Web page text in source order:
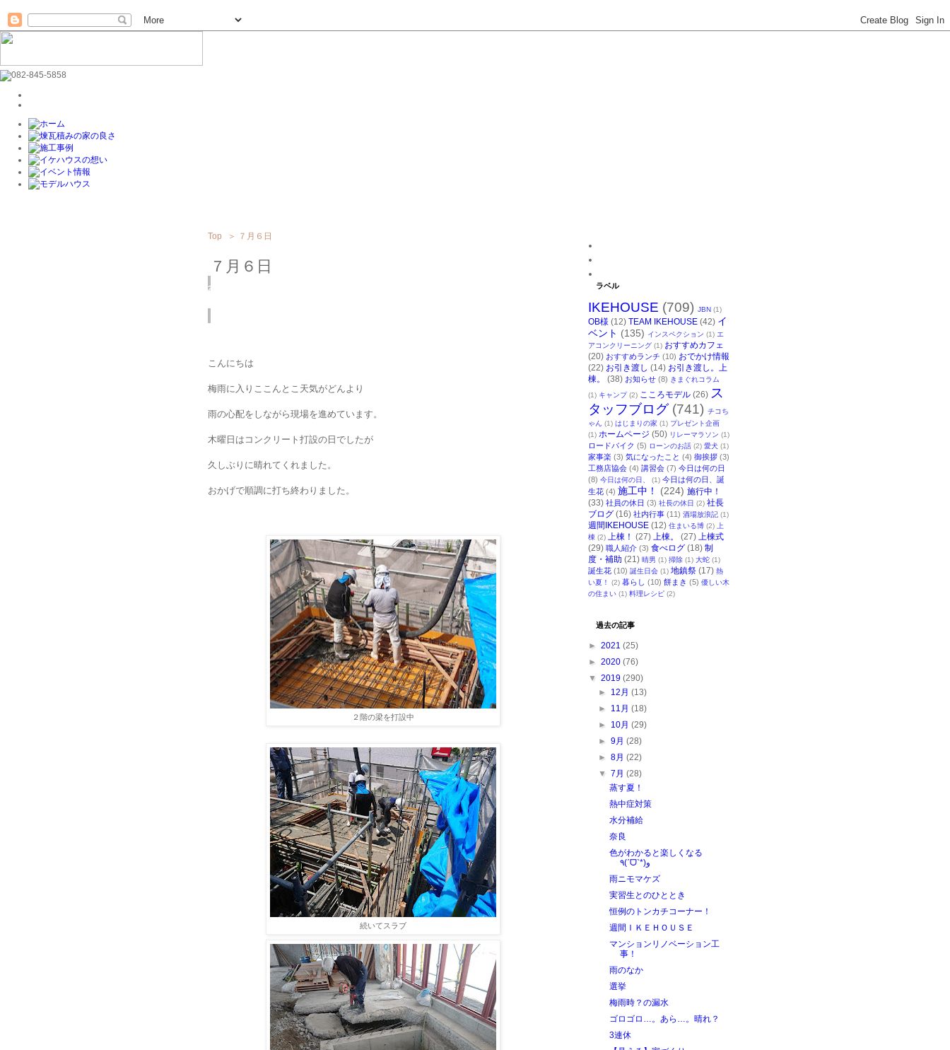
Top ＞ ７月６日
７月６日
2019
こんにちは
梅雨に入りここんとこ天気がどんより
雨の心配をしながら現場を進めています。
木曜日はコンクリート打設の日でしたが
久しぶりに晴れてくれました。
おかげで順調に打ち終わりました。
２階の梁を打設中
続いてスラブ
ラベル
IKEHOUSE (709) JBN (1)
OB様 (12) TEAM IKEHOUSE (42) イ
ベント (135) インスペクション (1) エ
アコンクリーニング (1) おすすめカフェ
(20) おすすめランチ (10) おでかけ情報
(22) お引き渡し (14) お引き渡し。上
棟。
(38) お知らせ (8) きまぐれコラム
(1) キャンプ (2) こころモデル (26) ス
タッフブログ (741) チコち
ゃん
(1) はじまりの家 (1) プレゼント企画
(1) ホームページ (50) リレーマラソン (1)
ロードバイク (5) ローンのお話 (2) 愛犬 (1)
家事楽 (3) 気になったこと (4) 御挨拶 (3)
工務店協会 (4) 講習会 (7) 今日は何の日
(8) 今日は何の日、 (1) 今日は何の日、誕
生花 (4) 施工中！ (224) 施行中！
(33) 社員の休日 (3) 社長の休日 (2) 社長
ブログ (16) 社内行事 (11) 酒場放浪記 (1)
週間IKEHOUSE (12) 住まいる博 (2)
上
棟 (2) 上棟！ (27) 上棟。 (27) 上棟式
(29) 職人紹介 (3) 食べログ (18) 制
度・補助 (21) 晴男 (1) 掃除 (1) 大蛇 (1)
誕生花 (10) 誕生日会 (1) 地鎮祭 (17) 熱
い夏！
(2) 暮らし (10) 餅まき (5) 優しい木
の住まい (1) 料理レシピ (2)
過去の記事
► 2021 (25)
► 2020 (76)
▼ 2019 (290)
► 12月 (13)
► 11月 (18)
► 10月 (29)
►9月 (28)
►8月 (22)
▼ 7月 (28)
蒸す夏！
熱中症対策
水分補給
奈良
色がわかると楽しくなる
٩(ˊᗜˋ*)و
雨ニモマケズ
実習生とのひととき
恒例のトンカチコーナー！
週間ＩＫＥＨＯＵＳＥ
マンションリノベーション工
事！
雨のなか
選挙
梅雨時？の漏水
ゴロゴロ…。あら…。晴れ？
3連休